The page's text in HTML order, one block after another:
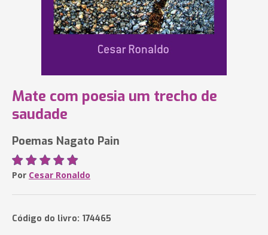
Mate com poesia um trecho de
saudade
Poemas Nagato Pain
Por Cesar Ronaldo
Código do livro: 174465